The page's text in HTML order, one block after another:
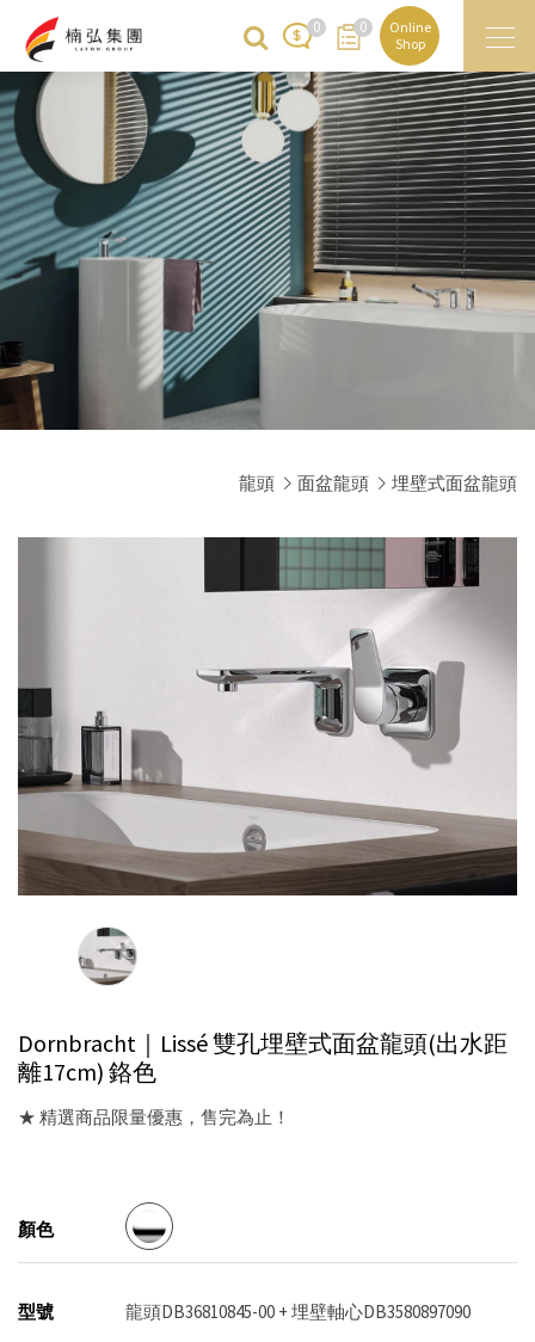
0 0
Online
Shop
龍頭 面盆龍頭 埋壁式面盆龍頭
Dornbracht｜Lissé 雙孔埋壁式面盆龍頭(出水距
離17cm) 鉻色
★ 精選商品限量優惠，售完為止！
顏色
型號 龍頭DB36810845-00 + 埋壁軸心DB3580897090